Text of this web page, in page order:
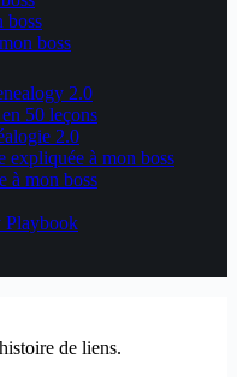
boss
boss
2.0
50 leçons
2.0
expliquée à mon boss
à mon boss
Playbook
de liens.